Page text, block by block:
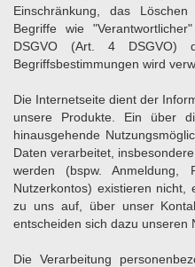
Einschränkung, das
Begriffe wie
DSGVO (Art. 4 DSGVO)
Begriffsbestimmungen wird
Die Internetseite dient der
unsere Produkte. Ein über
hinausgehende
Daten verarbeitet,
werden (bspw. Anmeldung,
Nutzerkontos) existieren
zu uns auf, über unser
entscheiden sich dazu unseren
Die Verarbeitung